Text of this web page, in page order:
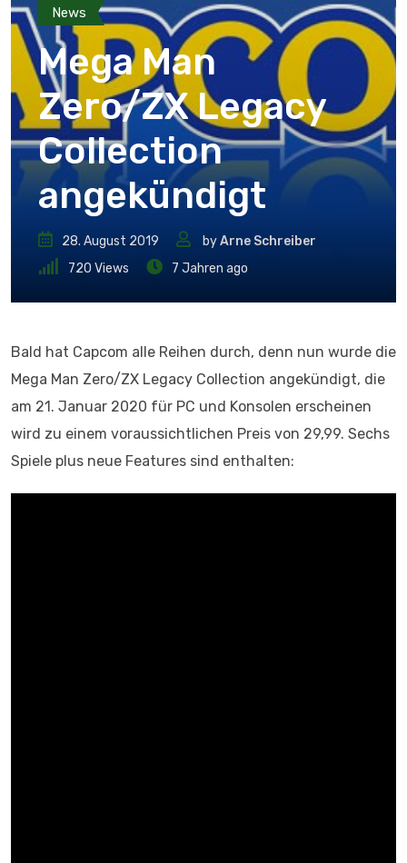
News
Mega Man
Zero/ZX Legacy
Collection
angekündigt
28. August 2019 byArne Schreiber
720 Views 7 Jahren ago
Bald hat Capcom alle Reihen durch, denn nun wurde die
Mega Man Zero/ZX Legacy Collection angekündigt, die
am 21. Januar 2020 für PC und Konsolen erscheinen
wird zu einem voraussichtlichen Preis von 29,99. Sechs
Spiele plus neue Features sind enthalten: